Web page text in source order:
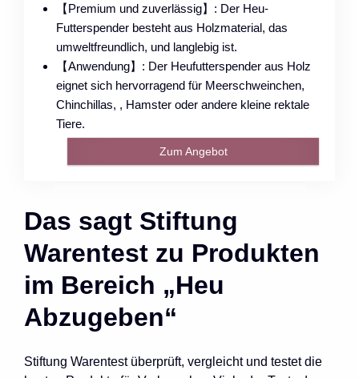
【Premium und zuverlässig】: Der Heu-
Futterspender besteht aus Holzmaterial, das
umweltfreundlich, und langlebig ist.
【Anwendung】: Der Heufutterspender aus Holz
eignet sich hervorragend für Meerschweinchen,
Chinchillas, , Hamster oder andere kleine rektale
Tiere.
Zum Angebot
Das sagt Stiftung
Warentest zu Produkten
im Bereich „Heu
Abzugeben“
Stiftung Warentest überprüft, vergleicht und testet die